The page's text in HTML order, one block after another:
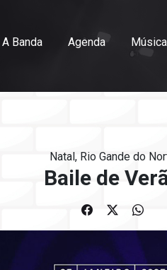
A Banda Agenda
Natal, Rio Gande do
Baile de